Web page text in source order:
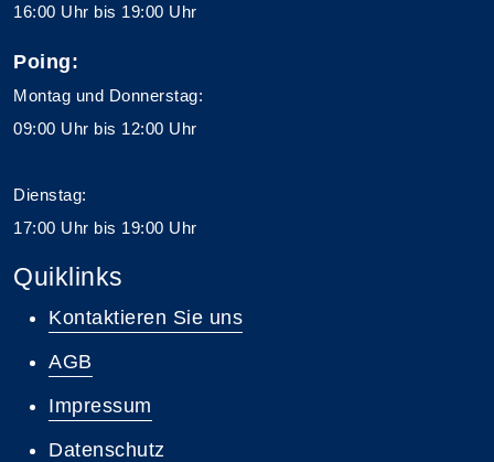
16:00 Uhr bis 19:00 Uhr
Poing:
Montag und Donnerstag:
09:00 Uhr bis 12:00 Uhr
Dienstag:
17:00 Uhr bis 19:00 Uhr
Quiklinks
Kontaktieren Sie uns
AGB
Impressum
Datenschutz